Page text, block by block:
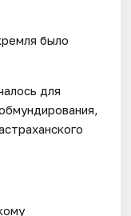
было
для